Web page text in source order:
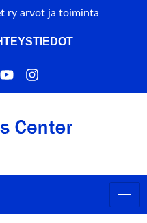
ry arvot ja toiminta